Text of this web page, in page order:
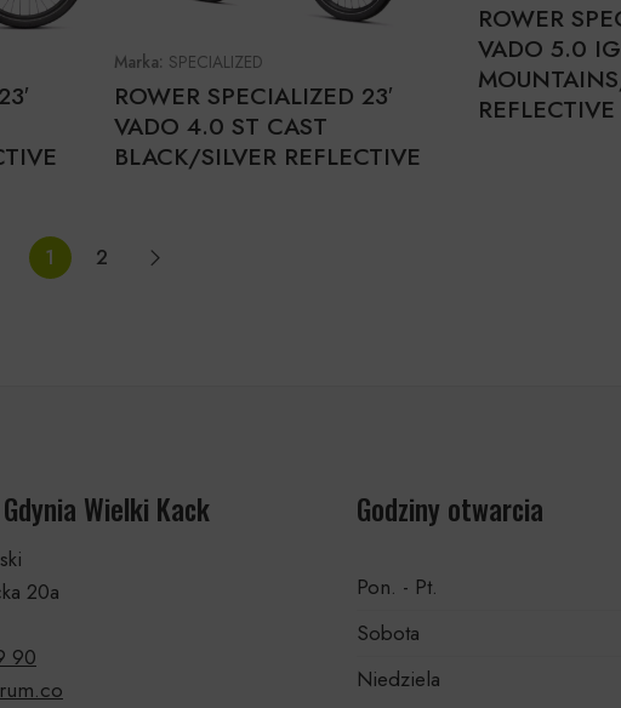
Marka: SPECIALIZED
ROWER SPECIALIZED 23′
VADO 4.0 ST CAST
BLACK/SILVER REFLECTIVE
ROWER
VADO 5.0
REFLECTIVE
1 2
Wielki Kack
20a
90
Godziny otwarcia
Pon. - Pt.
Sobota
Niedziela